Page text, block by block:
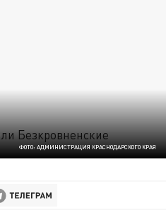
ФОТО: АДМИНИСТРАЦИЯ КРАСНОДАРСКОГО КРАЯ